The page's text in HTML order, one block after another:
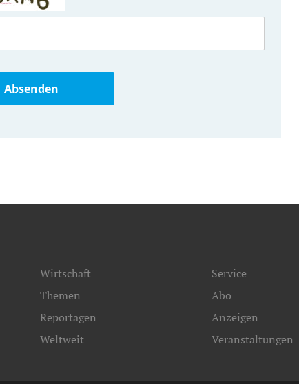
Absenden
Wirtschaft
Themen
Reportagen
Weltweit
Service
Abo
Anzeigen
Veranstaltungen